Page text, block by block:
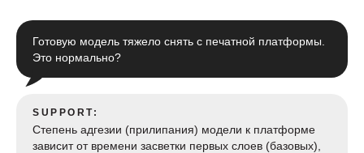
Готовую модель тяжело снять с печатной платформы.
Это нормально?
SUPPORT:
Степень адгезии (прилипания) модели к платформе
зависит от времени засветки первых слоев (базовых),